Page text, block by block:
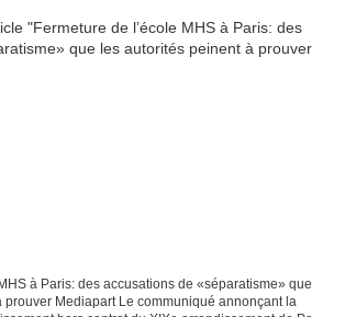
à Paris: des accusations de «séparatisme» que
prouver Mediapart Le communiqué annonçant la